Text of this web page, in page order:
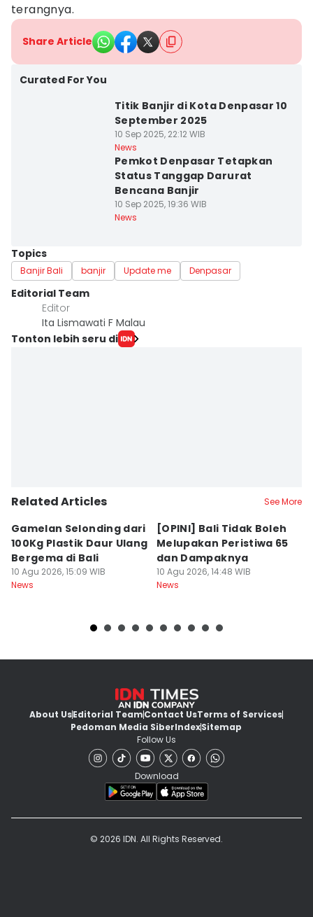
terangnya.
Share Article
Curated For You
Titik Banjir di Kota Denpasar 10
September 2025
10 Sep 2025, 22:12 WIB
News
Pemkot Denpasar Tetapkan
Status Tanggap Darurat
Bencana Banjir
10 Sep 2025, 19:36 WIB
News
Topics
Banjir Bali banjir Update me Denpasar
Editorial Team
Editor
Ita Lismawati F Malau
Tonton lebih seru di
Related Articles See More
Gamelan Selonding dari
100Kg Plastik Daur Ulang
Bergema di Bali
10 Agu 2026, 15:09 WIB
News
[OPINI] Bali Tidak Boleh
Melupakan Peristiwa 65
dan Dampaknya
10 Agu 2026, 14:48 WIB
News
About UsEditorial TeamContact UsTerms of Services
Pedoman Media SiberIndexSitemap
Follow Us
Download
© 2026 IDN. All Rights Reserved.